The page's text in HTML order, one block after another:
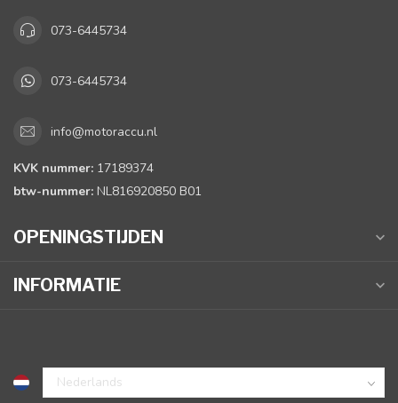
073-6445734
073-6445734
info@motoraccu.nl
KVK nummer: 17189374
btw-nummer: NL816920850 B01
OPENINGSTIJDEN
INFORMATIE